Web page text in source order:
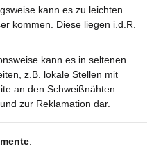
kann es zu leichten
kommen. Diese liegen i.d.R.
kann es in seltenen
z.B. lokale Stellen mit
an den Schweißnähten
zur Reklamation dar.
: